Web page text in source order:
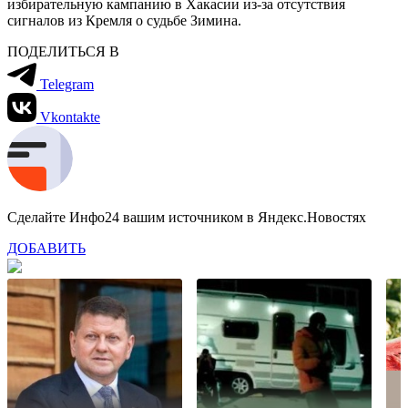
избирательную кампанию в Хакасии из-за отсутствия
сигналов из Кремля о судьбе Зимина.
ПОДЕЛИТЬСЯ В
Telegram
Vkontakte
Сделайте Инфо24 вашим источником в Яндекс.Новостях
ДОБАВИТЬ